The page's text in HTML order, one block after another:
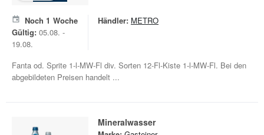
Noch 1 Woche
Gültig: 05.08. -
19.08.
Händler: METRO
Fanta od. Sprite 1-l-MW-Fl div. Sorten 12-Fl-Kiste 1-l-MW-Fl. Bei den
abgebildeten Preisen handelt ...
Mineralwasser